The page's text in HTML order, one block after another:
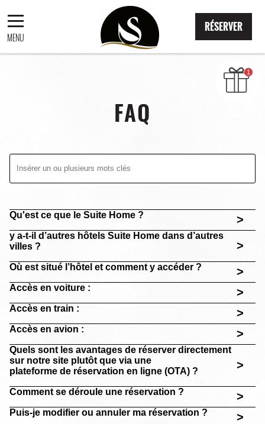
RÉSERVER
MENU RÉSERVER
FAQ
Qu'est ce que le Suite Home ? >
y a-t-il d’autres hôtels Suite Home dans d’autres
villes ?
>
Où est situé l’hôtel et comment y accéder ? >
Accès en voiture : >
Accès en train : >
Accès en avion : >
Quels sont les avantages de réserver directement
sur notre site plutôt que via une
plateforme de réservation en ligne (OTA) ?
>
Comment se déroule une réservation ? >
Puis-je modifier ou annuler ma réservation ? >